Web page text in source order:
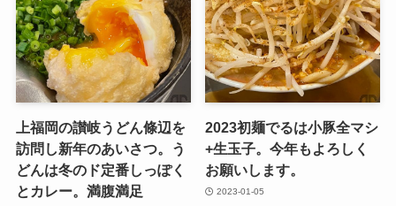
上福岡の讃岐うどん條辺を
訪問し新年のあいさつ。う
どんは冬のド定番しっぽく
とカレー。満腹満足
2023初麺でるは小豚全マシ
+生玉子。今年もよろしく
お願いします。
2023-01-05